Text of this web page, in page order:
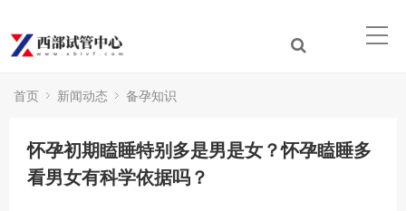
首页 新闻动态 备孕知识
怀孕初期瞌睡特别多是男是女？怀孕瞌睡多
看男女有科学依据吗？